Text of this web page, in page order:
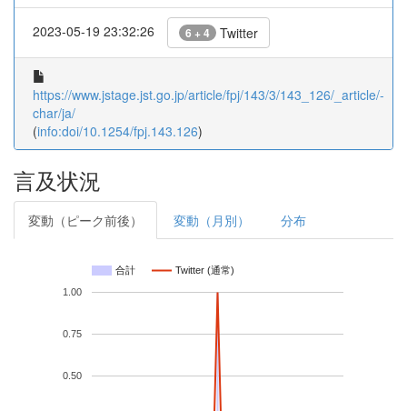
2023-05-19 23:32:26 6 + 4 Twitter
https://www.jstage.jst.go.jp/article/fpj/143/3/143_126/_article/-
char/ja/
(info:doi/10.1254/fpj.143.126)
言及状況
変動（ピーク前後） 変動（月別） 分布
合計 Twitter (通常)
0.50
0.75
1.00